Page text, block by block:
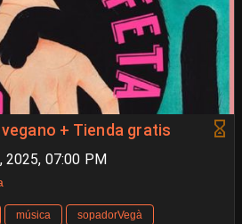
+ Tienda gratis
2025, 07:00 PM
música sopadorVegà